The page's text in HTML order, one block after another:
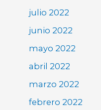
julio 2022
junio 2022
mayo 2022
abril 2022
marzo 2022
febrero 2022